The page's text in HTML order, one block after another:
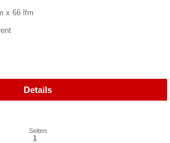
x 66 lfm
Details
Seiten
1